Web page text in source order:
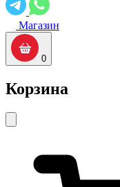
Магазин
0
Корзина